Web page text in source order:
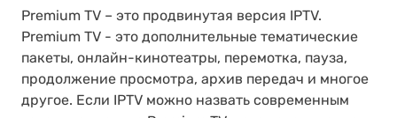
Premium TV – это продвинутая версия IPTV.
Premium TV - это дополнительные тематические
пакеты, онлайн-кинотеатры, перемотка, пауза,
продолжение просмотра, архив передач и многое
другое. Если IPTV можно назвать современным